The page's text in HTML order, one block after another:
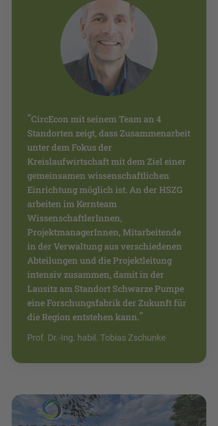
“CircEcon mit seinem Team an 4
Standorten zeigt, dass Zusammenarbeit
unter dem Fokus der
Kreislaufwirtschaft mit dem Ziel einer
gemeinsamen wissenschaftlichen
Einrichtung möglich ist. An der HSZG
arbeiten im Kernteam
WissenschaftlerInnen,
ProjektmanagerInnen, Mitarbeitende
in der Verwaltung aus verschiedenen
Abteilungen und die Projektleitung
intensiv zusammen, damit in der
Lausitz am Standort Schwarze Pumpe
eine Forschungsfabrik der Zukunft für
die Region entstehen kann.”
Prof. Dr.-Ing. habil. Tobias Zschunke